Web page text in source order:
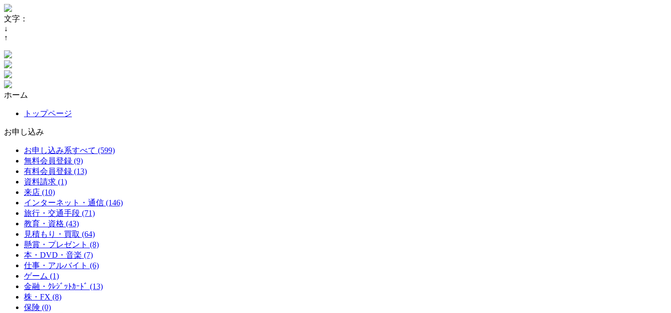
文字：
↓
↑
ホーム
トップページ
お申し込み
お申し込み系すべて (599)
無料会員登録 (9)
有料会員登録 (13)
資料請求 (1)
来店 (10)
インターネット・通信 (146)
旅行・交通手段 (71)
教育・資格 (43)
見積もり・買取 (64)
懸賞・プレゼント (8)
本・DVD・音楽 (7)
仕事・アルバイト (6)
ゲーム (1)
金融・ｸﾚｼﾞｯﾄｶｰﾄﾞ (13)
株・FX (8)
保険 (0)